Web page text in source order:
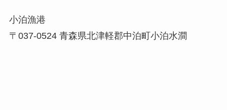
小泊漁港
〒037-0524 青森県北津軽郡中泊町小泊水澗